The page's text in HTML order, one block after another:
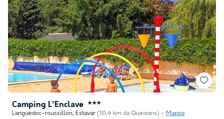
Camping L'Enclave ★★★
Languedoc-roussillon, Estavar (10,6 km da Queixans) Mappa